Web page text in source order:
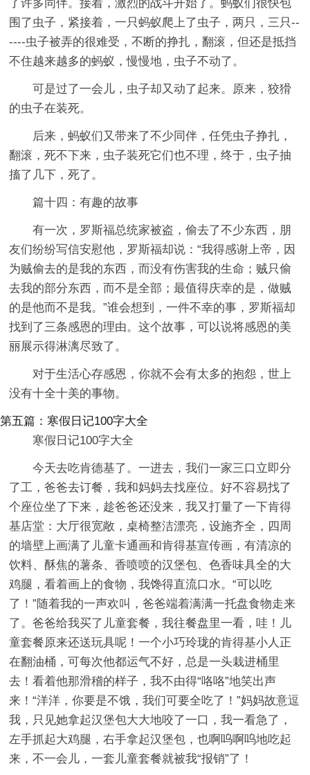
了许多同伴。接着，激烈的战斗开始了。蚂蚁们很快包
围了虫子，紧接着，一只蚂蚁爬上了虫子，两只，三只--
----虫子被弄的很难受，不断的挣扎，翻滚，但还是抵挡
不住越来越多的蚂蚁，慢慢地，虫子不动了。
可是过了一会儿，虫子却又动了起来。原来，狡猾
的虫子在装死。
后来，蚂蚁们又带来了不少同伴，任凭虫子挣扎，
翻滚，死不下来，虫子装死它们也不理，终于，虫子抽
搐了几下，死了。
篇十四：有趣的故事
有一次，罗斯福总统家被盗，偷去了不少东西，朋
友们纷纷写信安慰他，罗斯福却说：“我得感谢上帝，因
为贼偷去的是我的东西，而没有伤害我的生命；贼只偷
去我的部分东西，而不是全部；最值得庆幸的是，做贼
的是他而不是我。”谁会想到，一件不幸的事，罗斯福却
找到了三条感恩的理由。这个故事，可以说将感恩的美
丽展示得淋漓尽致了。
对于生活心存感恩，你就不会有太多的抱怨，世上
没有十全十美的事物。
第五篇：寒假日记100字大全
寒假日记100字大全
今天去吃肯德基了。一进去，我们一家三口立即分
了工，爸爸去订餐，我和妈妈去找座位。好不容易找了
个座位坐了下来，趁爸爸还没来，我又打量了一下肯得
基店堂：大厅很宽敞，桌椅整洁漂亮，设施齐全，四周
的墙壁上画满了儿童卡通画和肯得基宣传画，有清凉的
饮料、酥焦的薯条、香喷喷的汉堡包、色香味具全的大
鸡腿，看着画上的食物，我馋得直流口水。“可以吃
了！”随着我的一声欢叫，爸爸端着满满一托盘食物走来
了。爸爸给我买了儿童套餐，我往餐盘里一看，哇！儿
童套餐原来还送玩具呢！一个小巧玲珑的肯得基小人正
在翻油桶，可每次他都运气不好，总是一头栽进桶里
去！看着他那滑稽的样子，我不由得“咯咯”地笑出声
来！“洋洋，你要是不饿，我们可要全吃了！”妈妈故意逗
我，只见她拿起汉堡包大大地咬了一口，我一看急了，
左手抓起大鸡腿，右手拿起汉堡包，也啊呜啊呜地吃起
来，不一会儿，一套儿童套餐就被我“报销”了！